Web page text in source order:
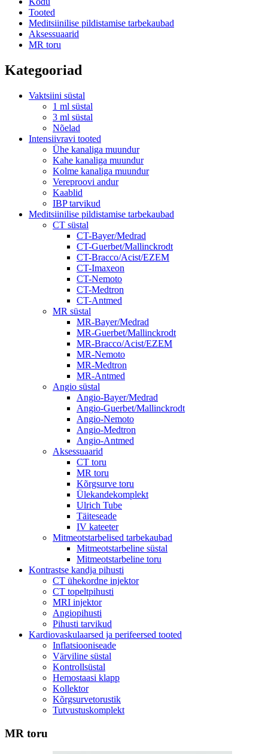
Tooted
Meditsiinilise pildistamise tarbekaubad
Aksessuaarid
MR toru
Kategooriad
Vaktsiini süstal
1 ml süstal
3 ml süstal
Nõelad
Intensiivravi tooted
Ühe kanaliga muundur
Kahe kanaliga muundur
Kolme kanaliga muundur
Vereproovi andur
Kaablid
IBP tarvikud
Meditsiinilise pildistamise tarbekaubad
CT süstal
CT-Bayer/Medrad
CT-Guerbet/Mallinckrodt
CT-Bracco/Acist/EZEM
CT-Imaxeon
CT-Nemoto
CT-Medtron
CT-Antmed
MR süstal
MR-Bayer/Medrad
MR-Guerbet/Mallinckrodt
MR-Bracco/Acist/EZEM
MR-Nemoto
MR-Medtron
MR-Antmed
Angio süstal
Angio-Bayer/Medrad
Angio-Guerbet/Mallinckrodt
Angio-Nemoto
Angio-Medtron
Angio-Antmed
Aksessuaarid
CT toru
MR toru
Kõrgsurve toru
Ülekandekomplekt
Ulrich Tube
Täiteseade
IV kateeter
Mitmeotstarbelised tarbekaubad
Mitmeotstarbeline süstal
Mitmeotstarbeline toru
Kontrastse kandja pihusti
CT ühekordne injektor
CT topeltpihusti
MRI injektor
Angiopihusti
Pihusti tarvikud
Kardiovaskulaarsed ja perifeersed tooted
Inflatsiooniseade
Värviline süstal
Kontrollsüstal
Hemostaasi klapp
Kollektor
Kõrgsurvetorustik
Tutvustuskomplekt
MR toru